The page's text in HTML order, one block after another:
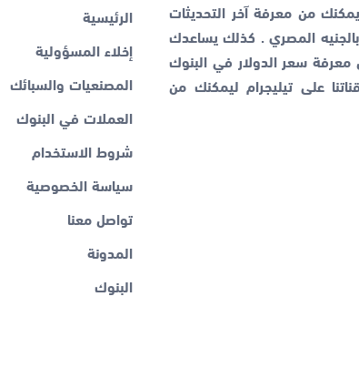
من معرفة آخر التحديثات
المصري . كذلك يساعدك
معرفة سعر الدولار في البنوك
على تيليجرام ليمكنك من
الرئيسية
إخلاء المسؤولية
المصنعيات والسبائك
العملات في البنوك
شروط الاستخدام
سياسة الخصوصية
تواصل معنا
المدونة
البنوك